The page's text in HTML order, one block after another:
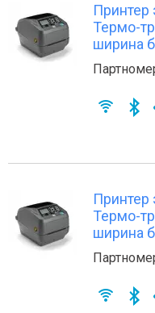
Принтер
Термо-
ширина
Принтер
Термо-
ширина